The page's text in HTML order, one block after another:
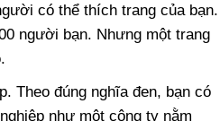
có thể thích trang của bạn.
người bạn. Nhưng một trang
Theo đúng nghĩa đen, bạn có
như một công ty nằm